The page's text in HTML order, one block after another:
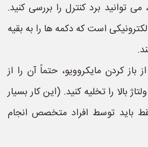
می توانید برد کنترل را بررسی کنید.
است که دکمه ها را به بقیه
کردن مایکروویو، حتماً آن را از
بالا را تخلیه کنید. (این کار بسیار
توسط افراد متخصص انجام